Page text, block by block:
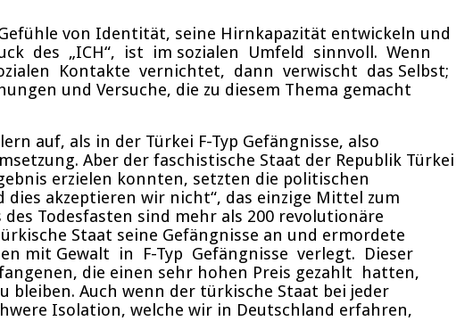
von Identität, seine Hirnkapazität entwickeln und
des „ICH“, ist im sozialen Umfeld sinnvoll. Wenn
Kontakte vernichtet, dann verwischt das Selbst;
und Versuche, die zu diesem Thema gemacht
auf, als in der Türkei F-Typ Gefängnisse, also
Aber der faschistische Staat der Republik Türkei
erzielen konnten, setzten die politischen
akzeptieren wir nicht“, das einzige Mittel zum
Todesfasten sind mehr als 200 revolutionäre
Staat seine Gefängnisse an und ermordete
mit Gewalt in F-Typ Gefängnisse verlegt. Dieser
die einen sehr hohen Preis gezahlt hatten,
Auch wenn der türkische Staat bei jeder
Isolation, welche wir in Deutschland erfahren,